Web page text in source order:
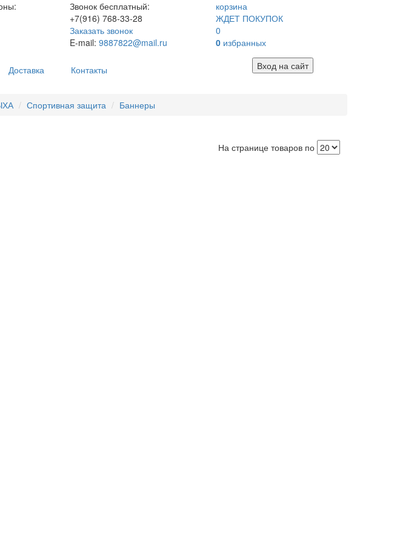
Звонок бесплатный:
+7(916) 768-33-28
Заказать звонок
E-mail:9887822@mail.ru
корзина
ЖДЕТ ПОКУПОК
0
0 избранных
Доставка Контакты Вход на сайт
Спортивная защита Баннеры
На странице товаров по